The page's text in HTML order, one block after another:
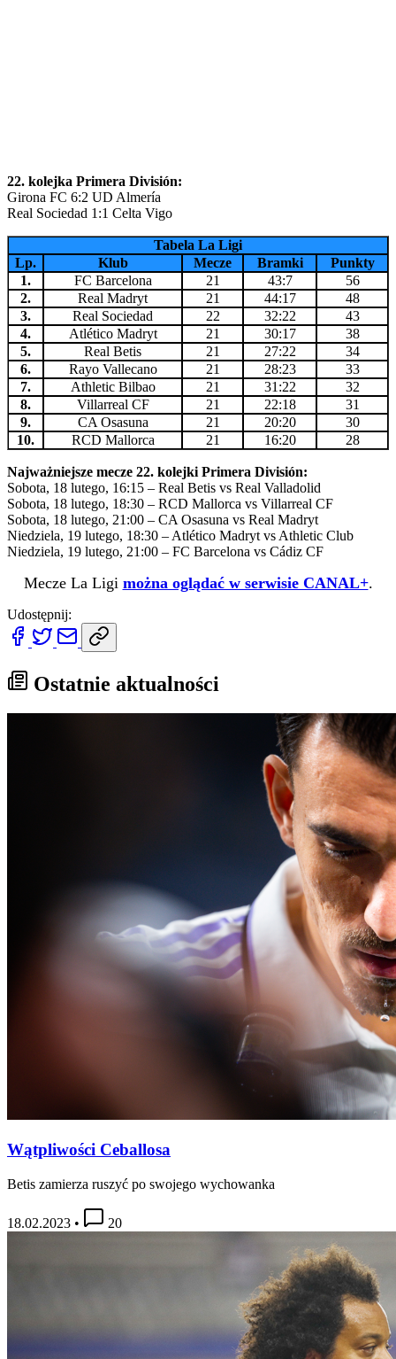
22. kolejka Primera División:
Girona FC 6:2 UD Almería
Real Sociedad 1:1 Celta Vigo
Tabela La Ligi
Lp.
Klub Mecze Bramki
Punkty
1.
FC Barcelona 21 43:7
56
2.
Real Madryt 21 44:17
48
3.
Real Sociedad 22 32:22
43
4.
Atlético Madryt 21 30:17
38
5.
Real Betis 21 27:22
34
6.
Rayo Vallecano 21 28:23
33
7.
Athletic Bilbao 21 31:22
32
8.
Villarreal CF 21 22:18
31
9.
CA Osasuna 21 20:20
30
10.
RCD Mallorca 21 16:20 28
Najważniejsze mecze 22. kolejki Primera División:
Sobota, 18 lutego, 16:15 – Real Betis vs Real Valladolid
Sobota, 18 lutego, 18:30 – RCD Mallorca vs Villarreal CF
Sobota, 18 lutego, 21:00 – CA Osasuna vs Real Madryt
Niedziela, 19 lutego, 18:30 – Atlético Madryt vs Athletic Club
Niedziela, 19 lutego, 21:00 – FC Barcelona vs Cádiz CF
Mecze La Ligi można oglądać w serwisie CANAL+.
Udostępnij:
Ostatnie aktualności
Wątpliwości Ceballosa
Betis zamierza ruszyć po swojego wychowanka
18.02.2023 • 20